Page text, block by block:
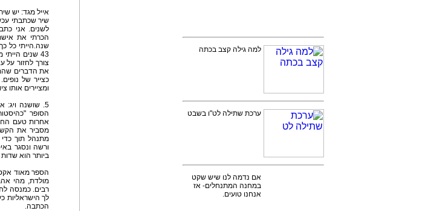
למה גילה קצב בכתה
ערכת שתילה לט"ו בשבט
אם נדמה לנו שיש שקט
במחנה המתנחלים- אז
אנחנו טועים.
אייל מגד: יש
שנה.הייתי כל
43 שנים
צורך לחזור על
את הדברים
כצייר של
ומציירים אותו
5. שושנה
הסופר
אחרות טעם
מסביר את הקשר
מתנהל תוך
ורשה ונסגר
ביותר הוא שדות
הספר מאוד
מולדת, מהי
רבים. כמנסה
לך הישראליות
הכתבה.